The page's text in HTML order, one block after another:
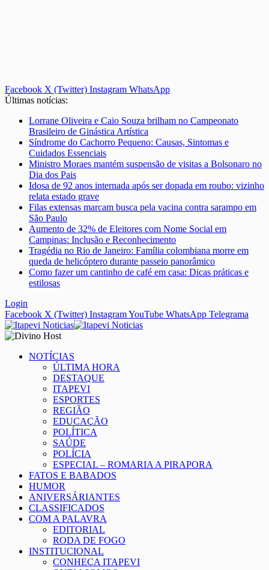
Facebook X (Twitter) Instagram WhatsApp
Últimas notícias:
Lorrane Oliveira e Caio Souza brilham no Campeonato
Brasileiro de Ginástica Artística
Síndrome do Cachorro Pequeno: Causas, Sintomas e
Cuidados Essenciais
Ministro Moraes mantém suspensão de visitas a Bolsonaro no
Dia dos Pais
Idosa de 92 anos internada após ser dopada em roubo: vizinho
relata estado grave
Filas extensas marcam busca pela vacina contra sarampo em
São Paulo
Aumento de 32% de Eleitores com Nome Social em
Campinas: Inclusão e Reconhecimento
Tragédia no Rio de Janeiro: Família colombiana morre em
queda de helicóptero durante passeio panorâmico
Como fazer um cantinho de café em casa: Dicas práticas e
estilosas
Login
Facebook X (Twitter) InstagramYouTube WhatsApp Telegrama
NOTÍCIAS
ÚLTIMA HORA
DESTAQUE
ITAPEVI
ESPORTES
REGIÃO
EDUCAÇÃO
POLÍTICA
SAÚDE
POLÍCIA
ESPECIAL – ROMARIA A PIRAPORA
FATOS E BABADOS
HUMOR
ANIVERSÁRIANTES
CLASSIFICADOS
COM A PALAVRA
EDITORIAL
RODA DE FOGO
INSTITUCIONAL
CONHEÇA ITAPEVI